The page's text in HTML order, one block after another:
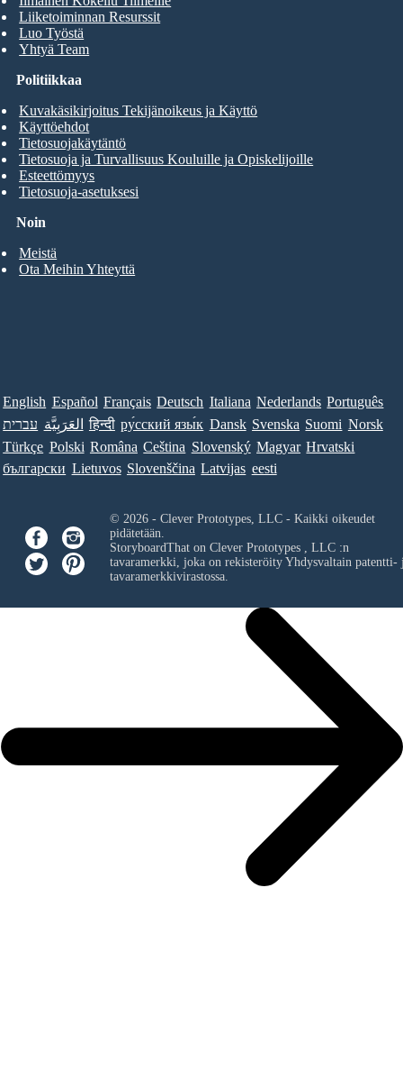
Liiketoiminnan Resurssit
Luo Työstä
Yhtyä Team
Noin
Meistä
Ota Meihin Yhteyttä
Politiikkaa
Kuvakäsikirjoitus Tekijänoikeus ja Käyttö
Käyttöehdot
Tietosuojakäytäntö
Tietosuoja ja Turvallisuus Kouluille ja Opiskelijoille
Esteettömyys
Tietosuoja-asetuksesi
English Español Français Deutsch Italiana Nederlands Português
עברית العَرَبِيَّة हिन्दी ру́сский язы́к Dansk Svenska Suomi Norsk
Türkçe Polski Româna Ceština Slovenský Magyar Hrvatski
български Lietuvos Slovenščina Latvijas eesti
© 2026 - Clever Prototypes, LLC - Kaikki oikeudet
pidätetään.
StoryboardThat on Clever Prototypes , LLC:n
tavaramerkki, joka on rekisteröity Yhdysvaltain patentti-
tavaramerkkivirastossa.